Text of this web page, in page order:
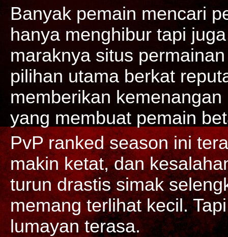
Banyak pemain mencari
hanya menghibur tapi
maraknya situs
pilihan utama berkat
memberikan
yang membuat pemain
PvP ranked season ini
makin ketat, dan
turun drastis simak
memang terlihat kecil.
lumayan terasa.